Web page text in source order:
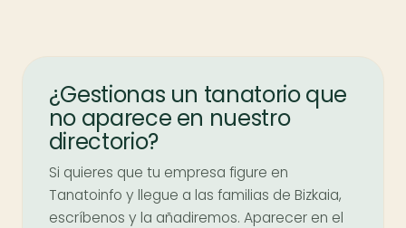
¿Gestionas un tanatorio que
no aparece en nuestro
directorio?
Si quieres que tu empresa figure en
Tanatoinfo y llegue a las familias de Bizkaia,
escríbenos y la añadiremos. Aparecer en el